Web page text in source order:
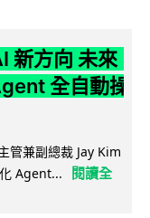
新方向 未來
全自動操
管兼副總裁 Jay Kim
Agent...
閱讀全